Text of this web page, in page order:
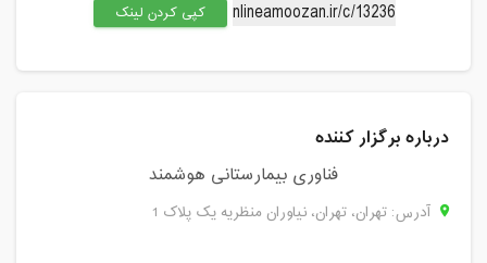
کپی کردن لینک
درباره برگزار کننده
فناوری بیمارستانی هوشمند
آدرس: تهران، تهران، نیاوران منظریه یک پلاک 1